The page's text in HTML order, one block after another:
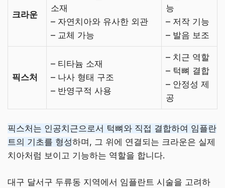
크라운
소재
– 자연치아와 유사한 외관
– 교체 가능
능
– 저작 기능
– 발음 보조
픽스처
– 티타늄 소재
– 나사 형태 구조
– 반영구적 사용
– 치근 역할
– 턱뼈 결합
– 안정성 제
공
픽스처는 인공치근으로서 턱뼈와 직접 결합하여 임플란
트의 기초를 형성하며, 그 위에 연결되는 크라운은 실제
치아처럼 보이고 기능하는 역할을 합니다.
대구 달서구 두류동 지역에서 임플란트 시술을 고려하